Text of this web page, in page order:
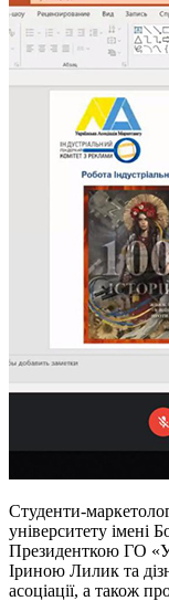
Студенти-
університету імені
Президенткою ГО
Іриною Лилик та
асоціації, а також